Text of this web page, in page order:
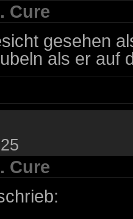
Cure
gesehen
als er auf
Cure